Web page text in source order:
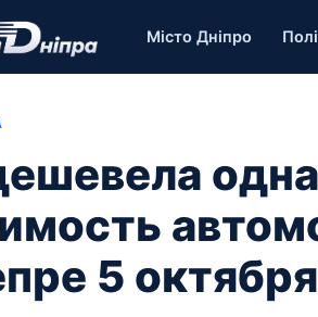
Місто Дніпро
5 октября